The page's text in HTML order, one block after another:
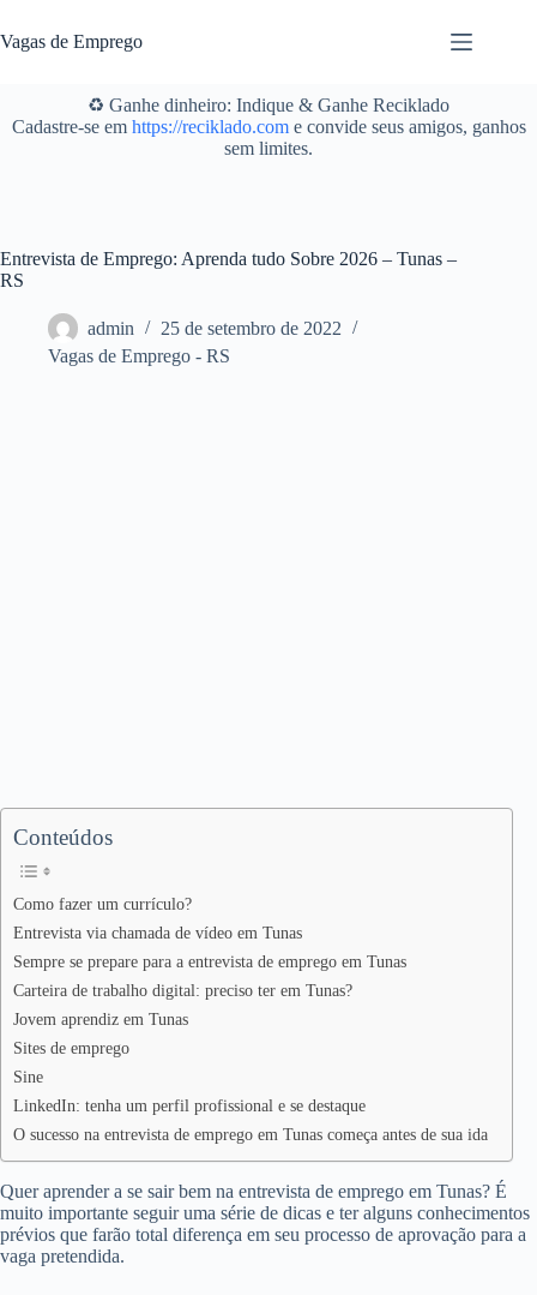
para
o
Vagas de Emprego
♻️ Ganhe dinheiro: Indique & Ganhe Reciklado
Cadastre-se em https://reciklado.come convide seus amigos, ganhos
sem limites.
Entrevista de Emprego: Aprenda tudo Sobre 2026 – Tunas –
RS
admin
25 de setembro de 2022
Vagas de Emprego - RS
Conteúdos
Como fazer um currículo?
Entrevista via chamada de vídeo em Tunas
Sempre se prepare para a entrevista de emprego em Tunas
Carteira de trabalho digital: preciso ter em Tunas?
Jovem aprendiz em Tunas
Sites de emprego
Sine
LinkedIn: tenha um perfil profissional e se destaque
O sucesso na entrevista de emprego em Tunas começa antes de sua ida
Quer aprender a se sair bem na entrevista de emprego em Tunas? É
muito importante seguir uma série de dicas e ter alguns conhecimentos
prévios que farão total diferença em seu processo de aprovação para a
vaga pretendida.